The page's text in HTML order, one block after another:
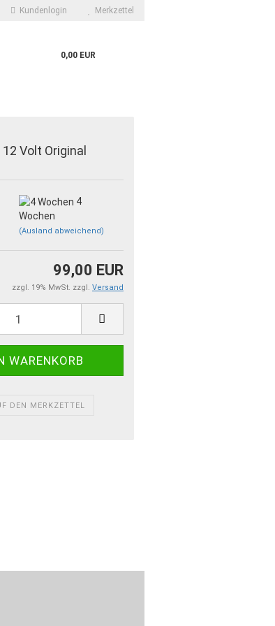
Kundenlogin Merkzettel
0,00 EUR
Volt Original
4
Wochen
(Ausland abweichend)
99,00 EUR
zzgl. 19% MwSt. zzgl. Versand
DEN MERKZETTEL